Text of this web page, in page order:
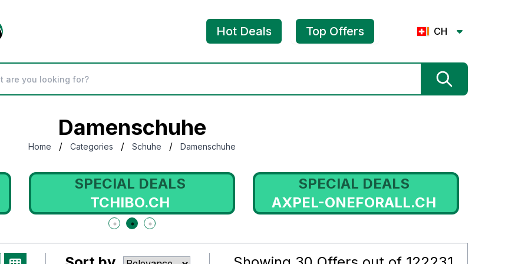
Hot Deals Top Offers CH
Damenschuhe
Home / Categories / Schuhe / Damenschuhe
SPECIAL DEALS
TCHIBO.CH
SPECIAL DEALS
AXPEL-ONEFORALL.CH